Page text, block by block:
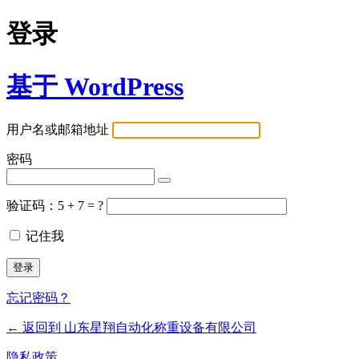
登录
基于 WordPress
用户名或邮箱地址
密码
验证码：5 + 7 = ?
记住我
忘记密码？
← 返回到 山东星翔自动化称重设备有限公司